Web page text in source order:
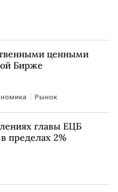
ценными
Бирже
Рынок
главы ЕЦБ
пределах 2%